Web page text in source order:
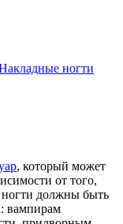
ногти
, который может
от того,
должны быть
вампирам